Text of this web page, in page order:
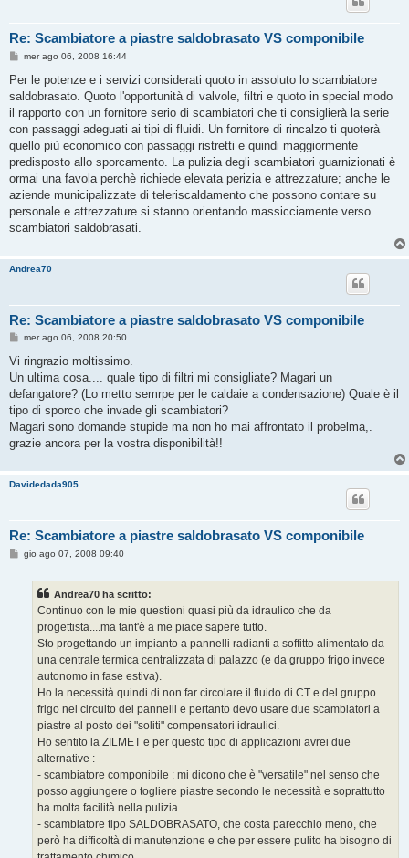
Re: Scambiatore a piastre saldobrasato VS componibile
M
s
a
g
i
o
mer ago 06, 2008 16:44
Per le potenze e i servizi considerati quoto in assoluto lo scambiatore
saldobrasato. Quoto l'opportunità di valvole, filtri e quoto in special modo
il rapporto con un fornitore serio di scambiatori che ti consiglierà la serie
con passaggi adeguati ai tipi di fluidi. Un fornitore di rincalzo ti quoterà
quello più economico con passaggi ristretti e quindi maggiormente
predisposto allo sporcamento. La pulizia degli scambiatori guarnizionati è
ormai una favola perchè richiede elevata perizia e attrezzature; anche le
aziende municipalizzate di teleriscaldamento che possono contare su
personale e attrezzature si stanno orientando massicciamente verso
scambiatori saldobrasati.
Andrea70
Re: Scambiatore a piastre saldobrasato VS componibile
M
s
a
g
i
o
mer ago 06, 2008 20:50
Vi ringrazio moltissimo.
Un ultima cosa.... quale tipo di filtri mi consigliate? Magari un
defangatore? (Lo metto semrpe per le caldaie a condensazione) Quale è il
tipo di sporco che invade gli scambiatori?
Magari sono domande stupide ma non ho mai affrontato il probelma,.
grazie ancora per la vostra disponibilità!!
Davidedada905
Re: Scambiatore a piastre saldobrasato VS componibile
Mgio ago 07, 2008 09:40
Andrea70 ha scritto:
Continuo con le mie questioni quasi più da idraulico che da
progettista....ma tant'è a me piace sapere tutto.
Sto progettando un impianto a pannelli radianti a soffitto alimentato da
una centrale termica centralizzata di palazzo (e da gruppo frigo invece
autonomo in fase estiva).
Ho la necessità quindi di non far circolare il fluido di CT e del gruppo
frigo nel circuito dei pannelli e pertanto devo usare due scambiatori a
piastre al posto dei "soliti" compensatori idraulici.
Ho sentito la ZILMET e per questo tipo di applicazioni avrei due
alternative :
- scambiatore componibile : mi dicono che è "versatile" nel senso che
posso aggiungere o togliere piastre secondo le necessità e soprattutto
ha molta facilità nella pulizia
- scambiatore tipo SALDOBRASATO, che costa parecchio meno, che
però ha difficoltà di manutenzione e che per essere pulito ha bisogno di